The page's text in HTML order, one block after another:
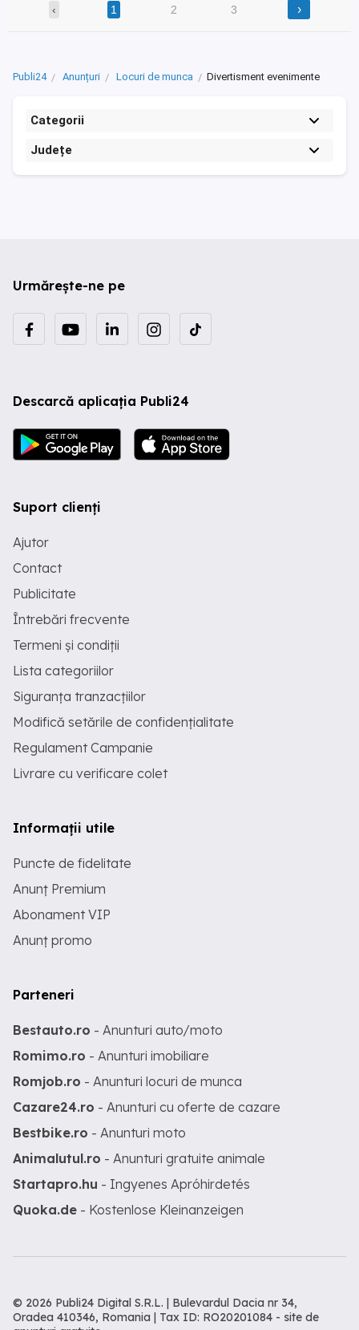
‹ 1 2 3 ›
Publi24 Anunțuri Locuri de munca Divertisment evenimente
Categorii
Județe
Urmărește-ne pe
Descarcă aplicația Publi24
Suport clienți
Ajutor
Contact
Publicitate
Întrebări frecvente
Termeni și condiții
Lista categoriilor
Siguranța tranzacțiilor
Modifică setările de confidențialitate
Regulament Campanie
Livrare cu verificare colet
Informații utile
Puncte de fidelitate
Anunț Premium
Abonament VIP
Anunț promo
Parteneri
Bestauto.ro - Anunturi auto/moto
Romimo.ro - Anunturi imobiliare
Romjob.ro - Anunturi locuri de munca
Cazare24.ro - Anunturi cu oferte de cazare
Bestbike.ro - Anunturi moto
Animalutul.ro - Anunturi gratuite animale
Startapro.hu - Ingyenes Apróhirdetés
Quoka.de - Kostenlose Kleinanzeigen
© 2026 Publi24 Digital S.R.L. | Bulevardul Dacia nr 34,
Oradea 410346, Romania | Tax ID: RO20201084 - site de